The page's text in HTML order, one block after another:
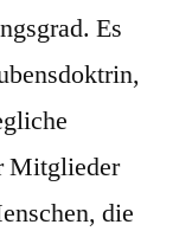
Es
Mitglieder
die